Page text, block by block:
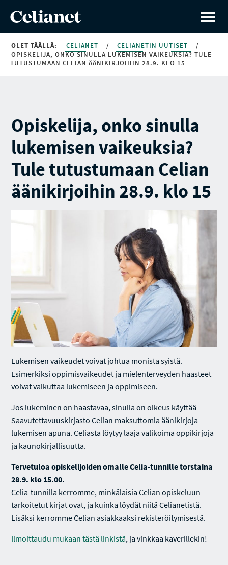
OLET TÄÄLLÄ: CELIANET / CELIANETIN UUTISET
/
OPISKELIJA, ONKO SINULLA LUKEMISEN VAIKEUKSIA? TULE
TUTUSTUMAAN CELIAN ÄÄNIKIRJOIHIN 28.9. KLO 15
Opiskelija, onko sinulla
lukemisen vaikeuksia?
Tule tutustumaan Celian
äänikirjoihin 28.9. klo 15
Lukemisen vaikeudet voivat johtua monista syistä.
Esimerkiksi oppimisvaikeudet ja mielenterveyden haasteet
voivat vaikuttaa lukemiseen ja oppimiseen.
Jos lukeminen on haastavaa, sinulla on oikeus käyttää
Saavutettavuuskirjasto Celian maksuttomia äänikirjoja
lukemisen apuna. Celiasta löytyy laaja valikoima oppikirjoja
ja kaunokirjallisuutta.
Tervetuloa opiskelijoiden omalle Celia-tunnille torstaina
28.9. klo 15.00.
Celia-tunnilla kerromme, minkälaisia Celian opiskeluun
tarkoitetut kirjat ovat, ja kuinka löydät niitä Celianetistä.
Lisäksi kerromme Celian asiakkaaksi rekisteröitymisestä.
Ilmoittaudu mukaan tästä linkistä, ja vinkkaa kaverillekin!